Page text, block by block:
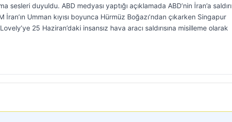
sesleri duyuldu. ABD medyası yaptığı açıklamada ABD’nin İran’a saldırı
Umman kıyısı boyunca Hürmüz Boğazı’ndan çıkarken Singapur
25 Haziran’daki insansız hava aracı saldırısına misilleme olarak